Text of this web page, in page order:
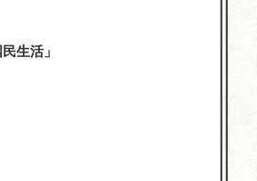
生活」